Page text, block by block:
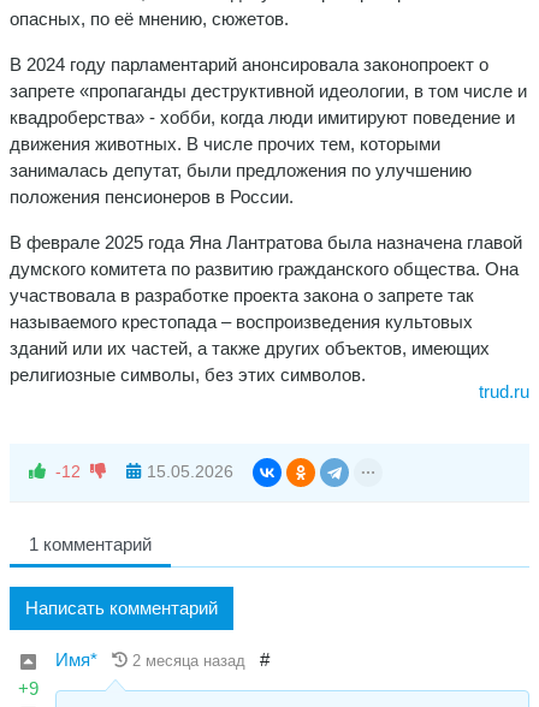
опасных, по её мнению, сюжетов.
В 2024 году парламентарий анонсировала законопроект о
запрете «пропаганды деструктивной идеологии, в том числе и
квадроберства» - хобби, когда люди имитируют поведение и
движения животных. В числе прочих тем, которыми
занималась депутат, были предложения по улучшению
положения пенсионеров в России.
В феврале 2025 года Яна Лантратова была назначена главой
думского комитета по развитию гражданского общества. Она
участвовала в разработке проекта закона о запрете так
называемого крестопада – воспроизведения культовых
зданий или их частей, а также других объектов, имеющих
религиозные символы, без этих символов.
trud.ru
-12 15.05.2026
1 комментарий
Написать комментарий
+9
Имя* 2 месяца назад #